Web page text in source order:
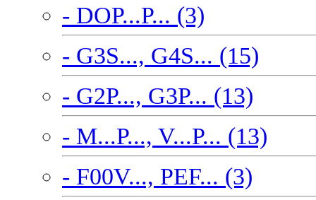
- DOP...P... (3)
- G3S..., G4S... (15)
- G2P..., G3P... (13)
- M...P..., V...P... (13)
- F00V..., PEF... (3)